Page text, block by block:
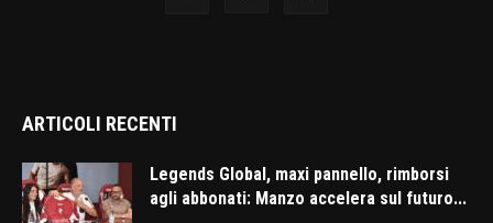
ARTICOLI RECENTI
Legends Global, maxi pannello, rimborsi
agli abbonati: Manzo accelera sul futuro...